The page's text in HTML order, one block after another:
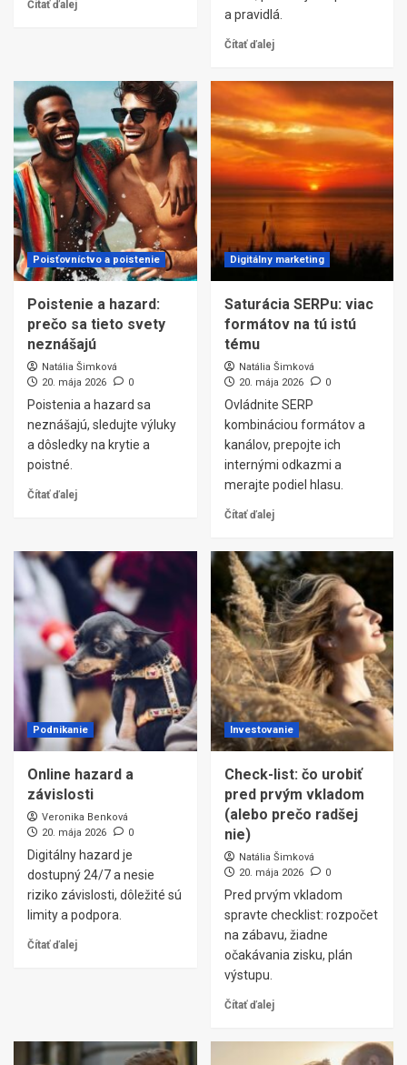
Čítať ďalej
a pravidlá.
Čítať ďalej
Poisťovníctvo a poistenie
Poistenie a hazard:
prečo sa tieto svety
neznášajú
Natália Šimková
20. mája 2026
0
Poistenia a hazard sa
neznášajú, sledujte výluky
a dôsledky na krytie a
poistné.
Čítať ďalej
Digitálny marketing
Saturácia SERPu: viac
formátov na tú istú
tému
Natália Šimková
20. mája 2026
0
Ovládnite SERP
kombináciou formátov a
kanálov, prepojte ich
internými odkazmi a
merajte podiel hlasu.
Čítať ďalej
Podnikanie
Online hazard a
závislosti
Veronika Benková
20. mája 2026
0
Digitálny hazard je
dostupný 24/7 a nesie
riziko závislosti, dôležité sú
limity a podpora.
Čítať ďalej
Investovanie
Check-list: čo urobiť
pred prvým vkladom
(alebo prečo radšej
nie)
Natália Šimková
20. mája 2026
0
Pred prvým vkladom
spravte checklist: rozpočet
na zábavu, žiadne
očakávania zisku, plán
výstupu.
Čítať ďalej